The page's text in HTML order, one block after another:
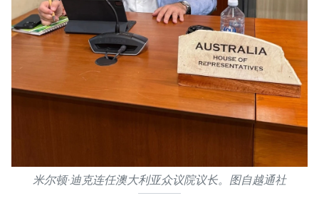
米尔顿·迪克连任澳大利亚众议院议长。图自越通社